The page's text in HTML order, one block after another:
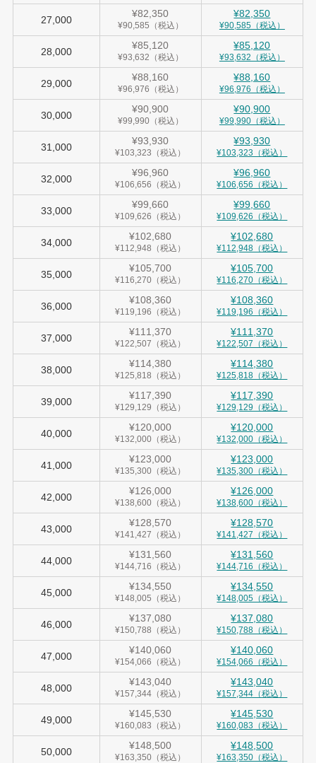
27,000
¥82,350
¥90,585（税込）
¥82,350
¥90,585（税込）
28,000
¥85,120
¥93,632（税込）
¥85,120
¥93,632（税込）
29,000
¥88,160
¥96,976（税込）
¥88,160
¥96,976（税込）
30,000
¥90,900
¥99,990（税込）
¥90,900
¥99,990（税込）
31,000
¥93,930
¥103,323（税込）
¥93,930
¥103,323（税込）
32,000
¥96,960
¥106,656（税込）
¥96,960
¥106,656（税込）
33,000
¥99,660
¥109,626（税込）
¥99,660
¥109,626（税込）
34,000
¥102,680
¥112,948（税込）
¥102,680
¥112,948（税込）
35,000
¥105,700
¥116,270（税込）
¥105,700
¥116,270（税込）
36,000
¥108,360
¥119,196（税込）
¥108,360
¥119,196（税込）
37,000
¥111,370
¥122,507（税込）
¥111,370
¥122,507（税込）
38,000
¥114,380
¥125,818（税込）
¥114,380
¥125,818（税込）
39,000
¥117,390
¥129,129（税込）
¥117,390
¥129,129（税込）
40,000
¥120,000
¥132,000（税込）
¥120,000
¥132,000（税込）
41,000
¥123,000
¥135,300（税込）
¥123,000
¥135,300（税込）
42,000
¥126,000
¥138,600（税込）
¥126,000
¥138,600（税込）
43,000
¥128,570
¥141,427（税込）
¥128,570
¥141,427（税込）
44,000
¥131,560
¥144,716（税込）
¥131,560
¥144,716（税込）
45,000
¥134,550
¥148,005（税込）
¥134,550
¥148,005（税込）
46,000
¥137,080
¥150,788（税込）
¥137,080
¥150,788（税込）
47,000
¥140,060
¥154,066（税込）
¥140,060
¥154,066（税込）
48,000
¥143,040
¥157,344（税込）
¥143,040
¥157,344（税込）
49,000
¥145,530
¥160,083（税込）
¥145,530
¥160,083（税込）
50,000
¥148,500
¥163,350（税込）
¥148,500
¥163,350（税込）